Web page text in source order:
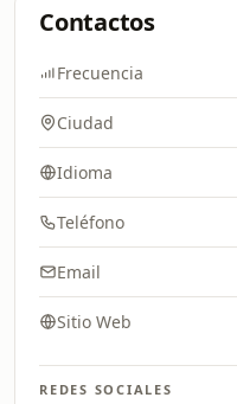
Contactos
Frecuencia
Ciudad
Idioma
Teléfono
Email
Sitio Web
REDES SOCIALES